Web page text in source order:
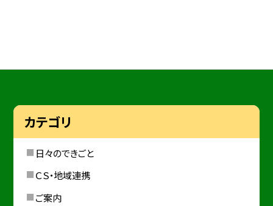
カテゴリ
日々のできごと
ＣＳ・地域連携
ご案内